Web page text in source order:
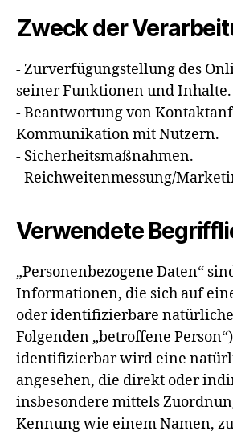
Zweck der
- Zurverfügungstellung des
seiner Funktionen und Inhalte.
- Beantwortung von
Kommunikation mit Nutzern.
- Sicherheitsmaßnahmen.
- Reichweitenmessung/
Verwendete
„Personenbezogene Daten“
Informationen, die sich auf
oder identifizierbare
Folgenden „betroffene
identifizierbar wird eine
angesehen, die direkt oder
insbesondere mittels
Kennung wie einem Namen,